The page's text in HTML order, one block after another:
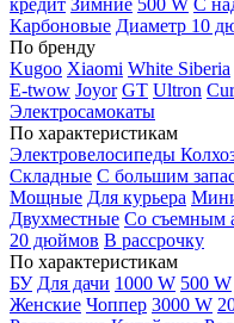
кредит Зимние 500 W С
Карбоновые Диаметр 10
По бренду
Kugoo Xiaomi White Siberia
E-twow Joyor GT Ultron
Электросамокаты
По характеристикам
Электровелосипеды
Складные С большим
Мощные Для курьера
Двухместные Со съемным
20 дюймов В рассрочку
По характеристикам
БУ Для дачи 1000 W 500 W
Женские Чоппер 3000 W